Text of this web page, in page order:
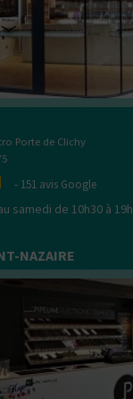
Porte de Clichy
- 151 avis Google
samedi de 10h30 à
NAZAIRE